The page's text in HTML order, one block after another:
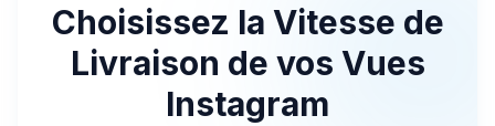
Choisissez la Vitesse de
Livraison de vos Vues
Instagram